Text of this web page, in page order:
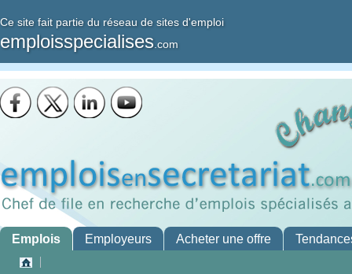
Ce site fait partie du réseau de sites d'emploi
emploisspecialises .com
Emplois Employeurs Acheter une offre